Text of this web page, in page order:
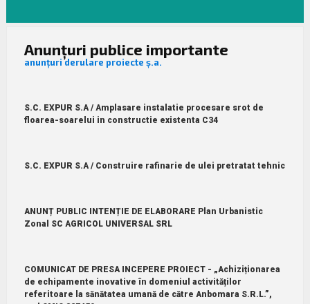
Anunțuri publice importante
anunțuri derulare proiecte ș.a.
S.C. EXPUR S.A / Amplasare instalatie procesare srot de
floarea-soarelui in constructie existenta C34
S.C. EXPUR S.A / Construire rafinarie de ulei pretratat tehnic
ANUNȚ PUBLIC INTENȚIE DE ELABORARE Plan Urbanistic
Zonal SC AGRICOL UNIVERSAL SRL
COMUNICAT DE PRESA INCEPERE PROIECT - „Achiziționarea
de echipamente inovative în domeniul activităților
referitoare la sănătatea umană de către Anbomara S.R.L.”,